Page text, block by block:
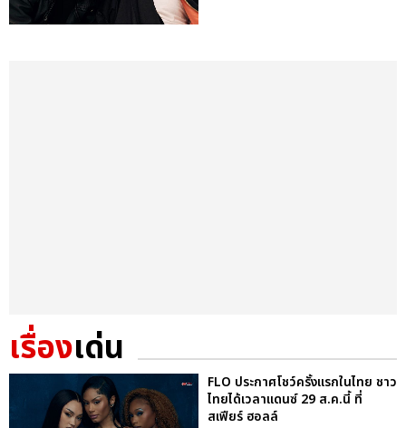
เรื่องเด่น
FLO ประกาศโชว์ครั้งแรกในไทย ชาว
ไทยได้เวลาแดนซ์ 29 ส.ค.นี้ ที่
สเฟียร์ ฮอลล์